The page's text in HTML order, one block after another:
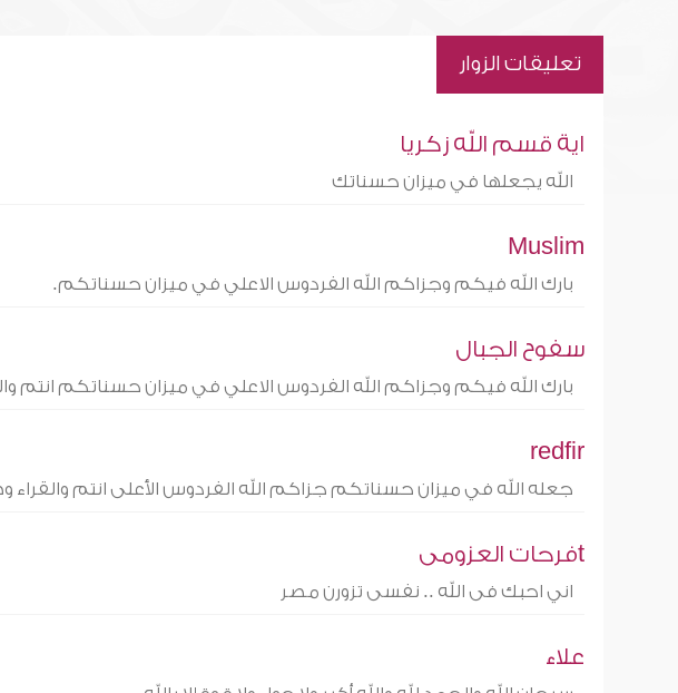
تعليقات الزوار
اية قسم الله زكريا
الله يجعلها في ميزان حسناتك
Muslim
بارك الله فيكم وجزاكم الله الفردوس الاعلي في ميزان حسناتكم.
سفوح الجبال
بارك الله فيكم وجزاكم الله الفردوس الاعلي في ميزان حسناتكم انتم
redfir
جعله الله في ميزان حسناتكم جزاكم الله الفردوس الأعلى انتم
tفرحات العزومى
اني احبك فى الله .. نفسى تزورن مصر
علاء